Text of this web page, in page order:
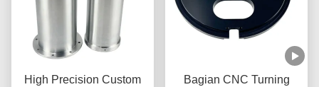
High Precision Custom
Bagian CNC Turning